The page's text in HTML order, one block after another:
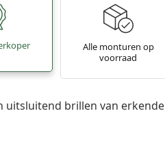
Alle monturen op
voorraad
uitsluitend brillen van